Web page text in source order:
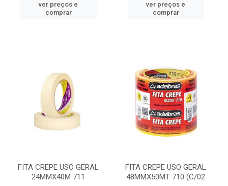
ver preços e
comprar
ver preços e
comprar
FITA CREPE USO GERAL
24MMX40M 711
FITA CREPE USO GERAL
48MMX50MT 710 (C/02